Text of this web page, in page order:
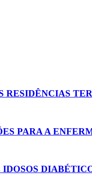
RESIDÊNCIAS
PARA A